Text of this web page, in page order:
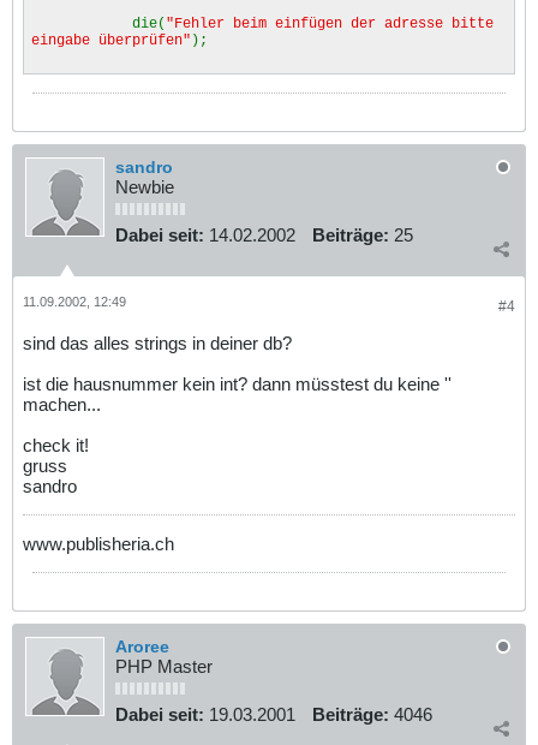
die( "Fehler beim einfügen der adresse bitte
eingabe überprüfen" );
sandro
Newbie
Dabei seit: 14.02.2002 Beiträge: 25
#4
11.09.2002, 12:49
sind das alles strings in deiner db?
ist die hausnummer kein int? dann müsstest du keine ''
machen...
check it!
gruss
sandro
www.publisheria.ch
Aroree
PHP Master
Dabei seit: 19.03.2001 Beiträge: 4046